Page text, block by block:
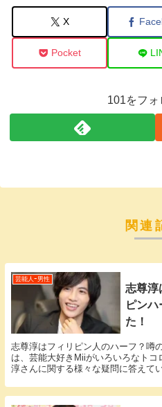
X
Pocket
101をフォ
関連
芸能人ｰ男性
志尊淳
ピン
た！
志尊淳はフィリピン人のハーフ？噂
は、芸能大好きMiiがいろいろなト
淳さんに関する様々な疑問に答えて